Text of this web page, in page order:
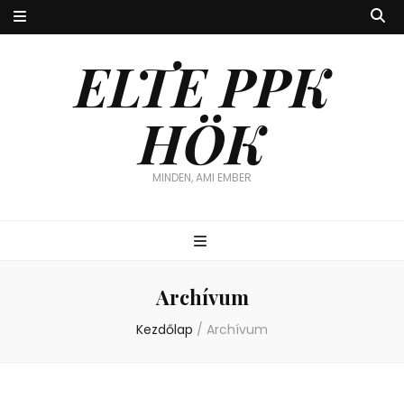
ELTE PPK
HÖK
MINDEN, AMI EMBER
Archívum
Kezdőlap / Archívum